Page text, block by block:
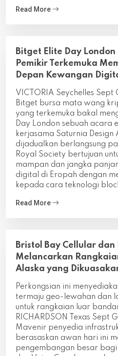
Read More
Bitget Elite Day
Pemikir Terkemuka
Depan Kewangan
VICTORIA Seychelles Sept
Bitget bursa mata wang
yang terkemuka bakal
Day London sebuah acara
kerjasama Saturnia Design
dijadualkan berlangsung
Royal Society bertujuan
mampan dan jangka
digital di Eropah dengan
kepada cara teknologi
Read More
Bristol Bay Cellular dan
Melancarkan
Alaska yang
Perkongsian ini
termaju geo-lewahan dan
untuk rangkaian luar
RICHARDSON Texas Sept
Mavenir penyedia
berasaskan awan hari ini
pengembangan besar bagi